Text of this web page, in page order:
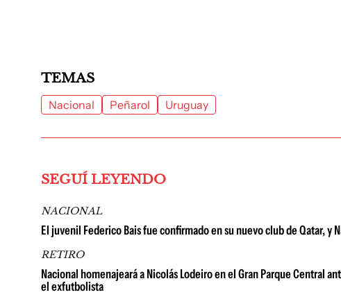
TEMAS
Nacional Peñarol Uruguay
SEGUÍ LEYENDO
NACIONAL
El juvenil Federico Bais fue confirmado en su nuevo club de Qatar, y
RETIRO
Nacional homenajeará a Nicolás Lodeiro en el Gran Parque Central
el exfutbolista